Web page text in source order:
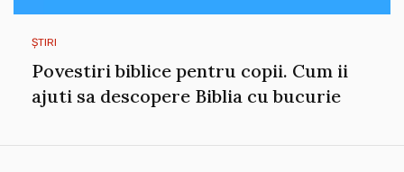
ȘTIRI
Povestiri biblice pentru copii. Cum ii
ajuti sa descopere Biblia cu bucurie